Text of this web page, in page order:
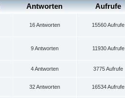
Antworten Aufrufe
16 Antworten 15560 Aufrufe
9 Antworten 11930 Aufrufe
4 Antworten 3775 Aufrufe
32 Antworten 16534 Aufrufe